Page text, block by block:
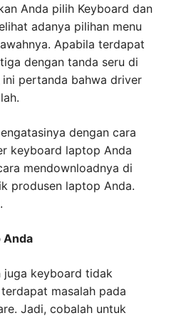
Anda pilih Keyboard dan
adanya pilihan menu
Apabila terdapat
dengan tanda seru di
ini pertanda bahwa driver
dengan cara
keyboard laptop Anda
mendownloadnya di
produsen laptop Anda.
Anda
juga keyboard tidak
masalah pada
Jadi, cobalah untuk